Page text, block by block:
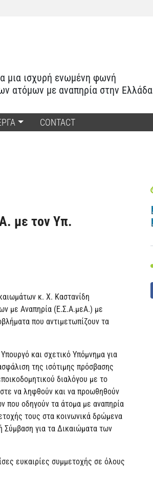
μια ισχυρή ενωμένη φωνή
ατόμων με αναπηρία στην Ελλάδα
CONTACT
με τον Υπ.
κ. Χ. Καστανίδη
με Αναπηρία (Ε.Σ.Α.μεΑ.) με
που αντιμετωπίζουν τα
και σχετικό Υπόμνημα για
της ισότιμης πρόσβασης
διαλόγου με το
να ληφθούν και να προωθηθούν
που οδηγούν τα άτομα με αναπηρία
τους στα κοινωνικά δρώμενα
για τα Δικαιώματα των
ευκαιρίες συμμετοχής σε όλους